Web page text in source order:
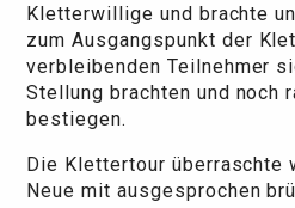
Kletterwillige und brachte
zum Ausgangspunkt der
verbleibenden Teilnehmer
Stellung brachten und noch
bestiegen.
Die Klettertour überraschte
Neue mit ausgesprochen